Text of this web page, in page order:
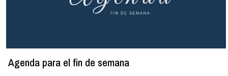
Agenda para el fin de semana